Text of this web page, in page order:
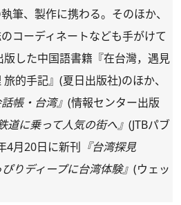
筆、製作に携わる。そのほか、
コーディネートなども手がけて
した中国語書籍『在台灣，遇見
的手記』(夏日出版社)のほか、
帳・台湾』 (情報センター出版
道に乗って人気の街へ』 (JTBパブ
4月20日に新刊 『台湾探見
りディープに台湾体験』 (ウェッ